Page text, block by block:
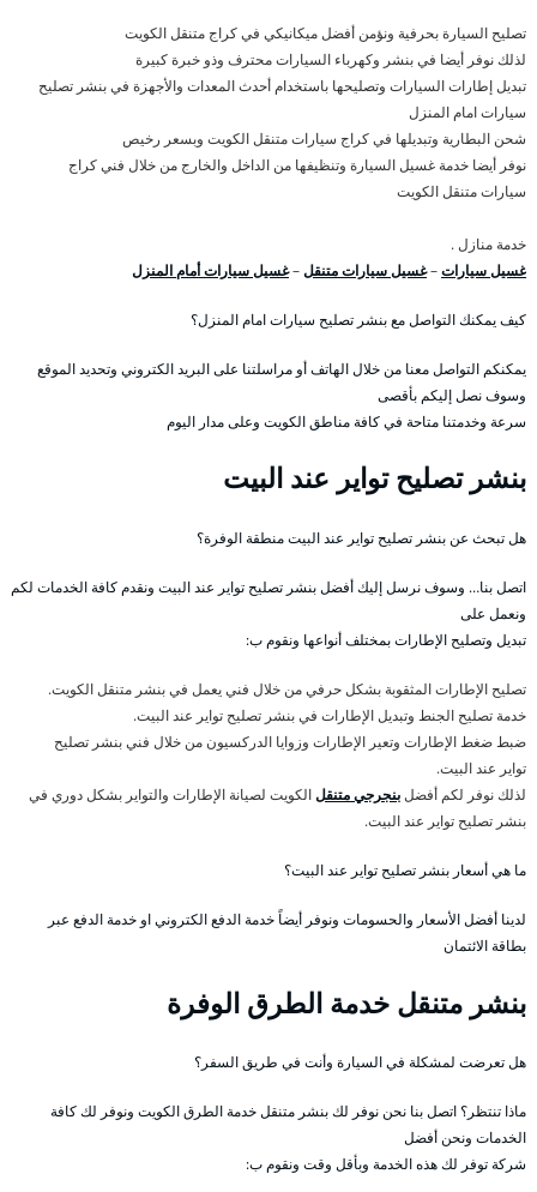
تصليح السيارة بحرفية ونؤمن أفضل ميكانيكي في كراج متنقل الكويت
لذلك نوفر أيضا في بنشر وكهرباء السيارات محترف وذو خبرة كبيرة
تبديل إطارات السيارات وتصليحها باستخدام أحدث المعدات والأجهزة في بنشر تصليح
سيارات امام المنزل
شحن البطارية وتبديلها في كراج سيارات متنقل الكويت وبسعر رخيص
نوفر أيضا خدمة غسيل السيارة وتنظيفها من الداخل والخارج من خلال فني كراج
سيارات متنقل الكويت
خدمة منازل .
غسيل سيارات–غسيل سيارات متنقل–غسيل سيارات أمام المنزل
كيف يمكنك التواصل مع بنشر تصليح سيارات امام المنزل؟
يمكنكم التواصل معنا من خلال الهاتف أو مراسلتنا على البريد الكتروني وتحديد الموقع
وسوف نصل إليكم بأقصى
سرعة وخدمتنا متاحة في كافة مناطق الكويت وعلى مدار اليوم
بنشر تصليح تواير عند البيت
هل تبحث عن بنشر تصليح تواير عند البيت منطقة الوفرة؟
اتصل بنا… وسوف نرسل إليك أفضل بنشر تصليح تواير عند البيت ونقدم كافة الخدمات لكم
ونعمل على
تبديل وتصليح الإطارات بمختلف أنواعها ونقوم ب:
تصليح الإطارات المثقوبة بشكل حرفي من خلال فني يعمل في بنشر متنقل الكويت.
خدمة تصليح الجنط وتبديل الإطارات في بنشر تصليح تواير عند البيت.
ضبط ضغط الإطارات وتعير الإطارات وزوايا الدركسيون من خلال فني بنشر تصليح
تواير عند البيت.
لذلك نوفر لكم أفضلبنجرجي متنقلالكويت لصيانة الإطارات والتواير بشكل دوري في
بنشر تصليح تواير عند البيت.
ما هي أسعار بنشر تصليح تواير عند البيت؟
لدينا أفضل الأسعار والحسومات ونوفر أيضاً خدمة الدفع الكتروني او خدمة الدفع عبر
بطاقة الائتمان
بنشر متنقل خدمة الطرق الوفرة
هل تعرضت لمشكلة في السيارة وأنت في طريق السفر؟
ماذا تنتظر؟ اتصل بنا نحن نوفر لك بنشر متنقل خدمة الطرق الكويت ونوفر لك كافة
الخدمات ونحن أفضل
شركة توفر لك هذه الخدمة وبأقل وقت ونقوم ب: